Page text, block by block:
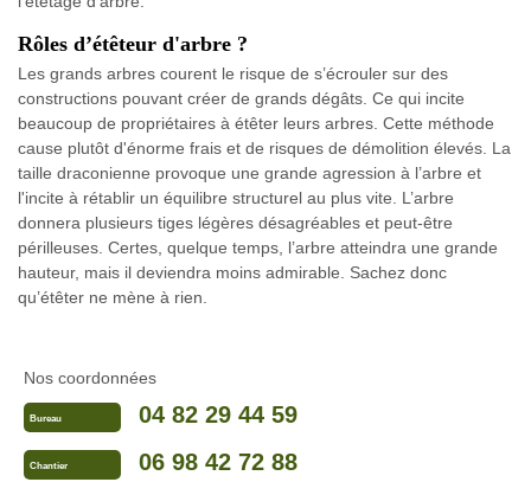
Rôles d’étêteur d'arbre ?
Les grands arbres courent le risque de s’écrouler sur des
constructions pouvant créer de grands dégâts. Ce qui incite
beaucoup de propriétaires à étêter leurs arbres. Cette méthode
cause plutôt d'énorme frais et de risques de démolition élevés. La
taille draconienne provoque une grande agression à l’arbre et
l'incite à rétablir un équilibre structurel au plus vite. L’arbre
donnera plusieurs tiges légères désagréables et peut-être
périlleuses. Certes, quelque temps, l’arbre atteindra une grande
hauteur, mais il deviendra moins admirable. Sachez donc
qu’étêter ne mène à rien.
Nos coordonnées
Bureau 04 82 29 44 59
Chantier 06 98 42 72 88